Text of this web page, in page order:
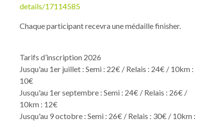
details/17114585
Chaque participant recevra une médaille finisher.
Tarifs d’inscription 2026
Jusqu'au 1er juillet : Semi : 22€ / Relais : 24€ / 10km :
10€
Jusqu'au 1er septembre : Semi : 24€ / Relais : 26€ /
10km : 12€
Jusqu'au 9 octobre : Semi : 26€ / Relais : 30€ / 10km :